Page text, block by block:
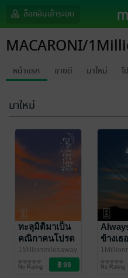
ล็อกอินเข้าระบบ
MACARONI/
หน้าแรก ขายดี มาใหม่ โ
มาใหม่
ทะลุมิติมาเป็น
คณิกาคนโปรด
ของตัวร้าย เล่ม
1Millionmilesaway
MACARONI/1Millionmilesaway
นิยายรักจีนโบราณ
No Rating
ข้างเธอ
นิยายรั
No Rating